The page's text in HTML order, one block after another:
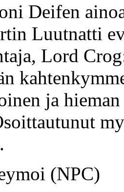
Deifen
Luutnatti
Lord
ja
(NPC)